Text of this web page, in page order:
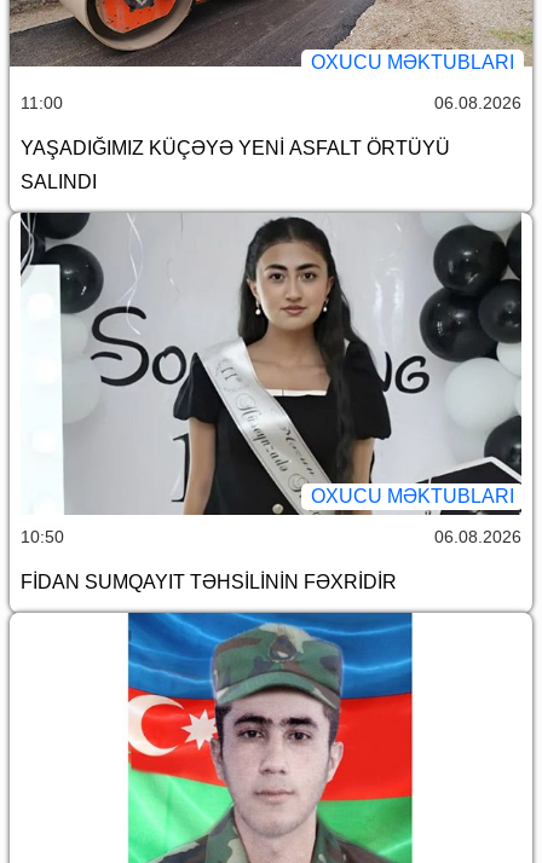
OXUCU MƏKTUBLARI
11:00 06.08.2026
YAŞADIĞIMIZ KÜÇƏYƏ YENİ ASFALT ÖRTÜYÜ
SALINDI
OXUCU MƏKTUBLARI
10:50 06.08.2026
FİDAN SUMQAYIT TƏHSİLİNİN FƏXRİDİR